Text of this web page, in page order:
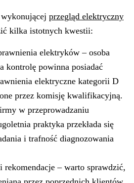
przegląd elektryczny
kilka istotnych kwestii:
elektryków – osoba
kontrolę powinna posiadać
elektryczne kategorii D
przez komisję kwalifikacyjną.
w przeprowadzaniu
praktyka przekłada się
i trafność diagnozowania
– warto sprawdzić,